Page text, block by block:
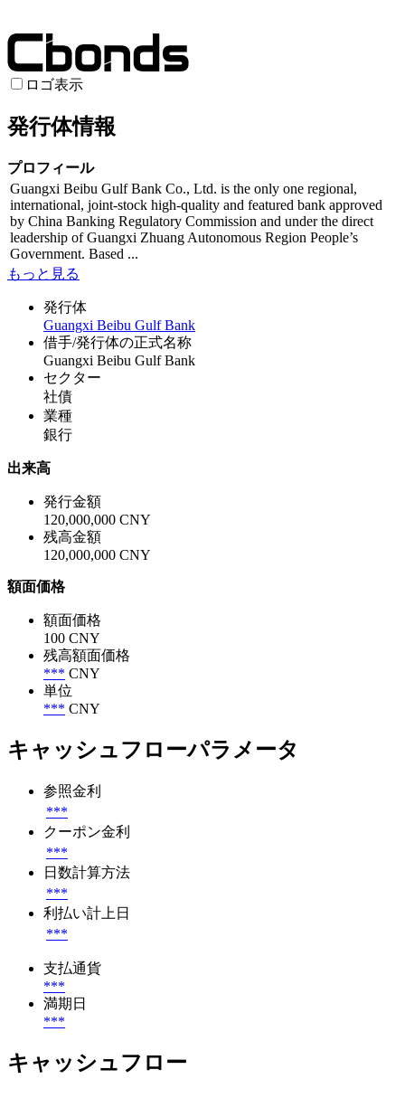
ロゴ表示
発行体情報
プロフィール
Guangxi Beibu Gulf Bank Co., Ltd. is the only one regional,
international, joint-stock high-quality and featured bank approved
by China Banking Regulatory Commission and under the direct
leadership of Guangxi Zhuang Autonomous Region People’s
Government. Based ...
もっと見る
発行体
Guangxi Beibu Gulf Bank
借手/発行体の正式名称
Guangxi Beibu Gulf Bank
セクター
社債
業種
銀行
出来高
発行金額
120,000,000 CNY
残高金額
120,000,000 CNY
額面価格
額面価格
100 CNY
残高額面価格
*** CNY
単位
*** CNY
キャッシュフローパラメータ
参照金利
***
クーポン金利
***
日数計算方法
***
利払い計上日
***
支払通貨
***
満期日
***
キャッシュフロー